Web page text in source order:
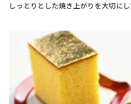
しっとりとした焼き上がりを大切にし